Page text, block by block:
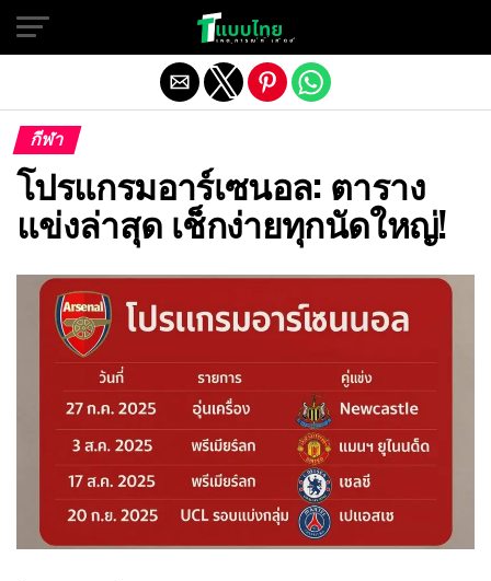
กีฬา
โปรแกรมอาร์เซนอล: ตาราง
แข่งล่าสุด เช็กง่ายทุกนัดใหญ่!
Exit mobile version